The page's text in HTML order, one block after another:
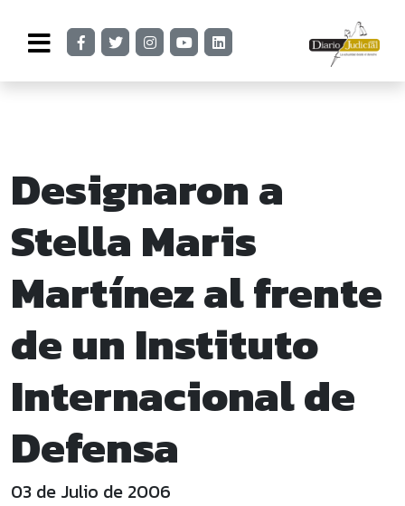
Designaron a
Stella Maris
Martínez al frente
de un Instituto
Internacional de
Defensa
03 de Julio de 2006